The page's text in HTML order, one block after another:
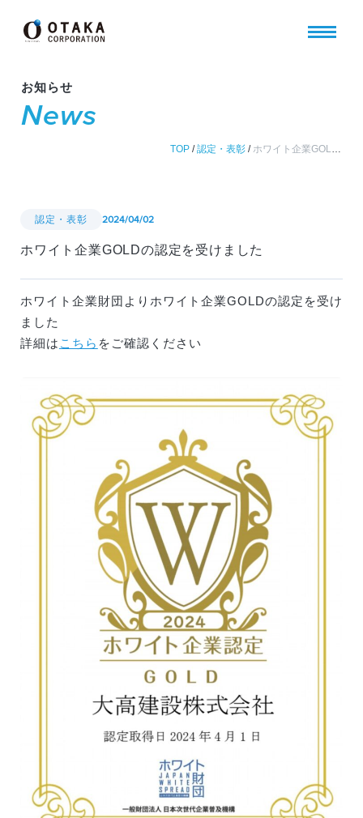
お知らせ
News
TOP /認定・表彰 / ホワイト企業GOLDの認定を受けました
認定・表彰 2024/04/02
ホワイト企業GOLDの認定を受けました
ホワイト企業財団よりホワイト企業GOLDの認定を受け
ました
詳細は こちら をご確認ください